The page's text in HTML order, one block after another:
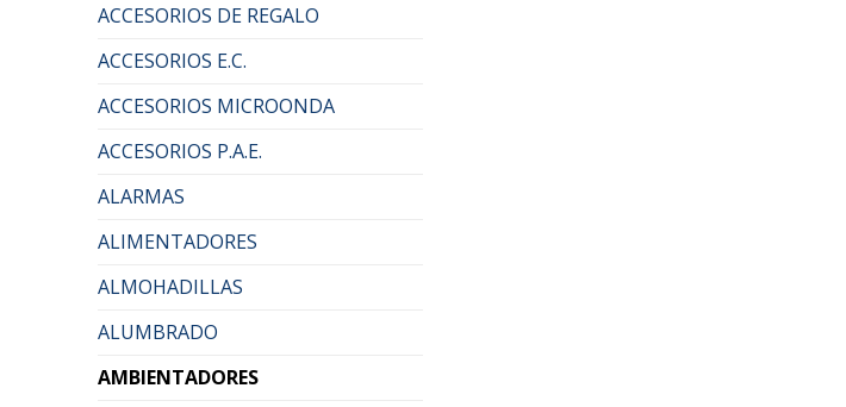
ACCESORIOS DE REGALO
ACCESORIOS E.C.
ACCESORIOS MICROONDA
ACCESORIOS P.A.E.
ALARMAS
ALIMENTADORES
ALMOHADILLAS
ALUMBRADO
AMBIENTADORES